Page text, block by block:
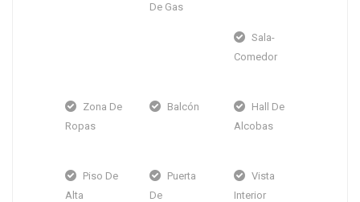
De Gas
Sala-
Comedor
Zona De
Ropas
Balcón
Hall De
Alcobas
Piso De
Alta
Puerta
De
Vista
Interior